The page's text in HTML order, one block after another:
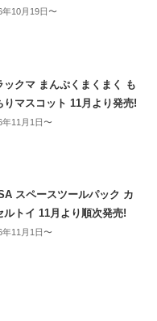
年10月19日〜
ックマ まんぷくまくまく も
りマスコット 11月より発売!
年11月1日〜
スペースツールパック カ
ルトイ 11月より順次発売!
年11月1日〜